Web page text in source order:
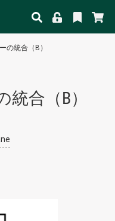
の統合（B）
合（B）